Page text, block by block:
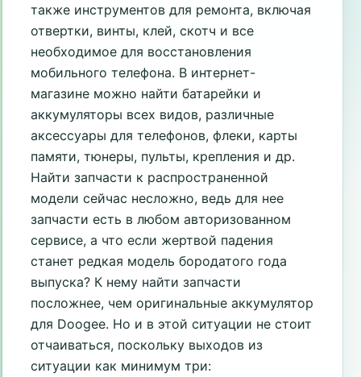
также инструментов для ремонта, включая
отвертки, винты, клей, скотч и все
необходимое для восстановления
мобильного телефона. В интернет-
магазине можно найти батарейки и
аккумуляторы всех видов, различные
аксессуары для телефонов, флеки, карты
памяти, тюнеры, пульты, крепления и др.
Найти запчасти к распространенной
модели сейчас несложно, ведь для нее
запчасти есть в любом авторизованном
сервисе, а что если жертвой падения
станет редкая модель бородатого года
выпуска? К нему найти запчасти
посложнее, чем оригинальные аккумулятор
для Doogee. Но и в этой ситуации не стоит
отчаиваться, поскольку выходов из
ситуации как минимум три: